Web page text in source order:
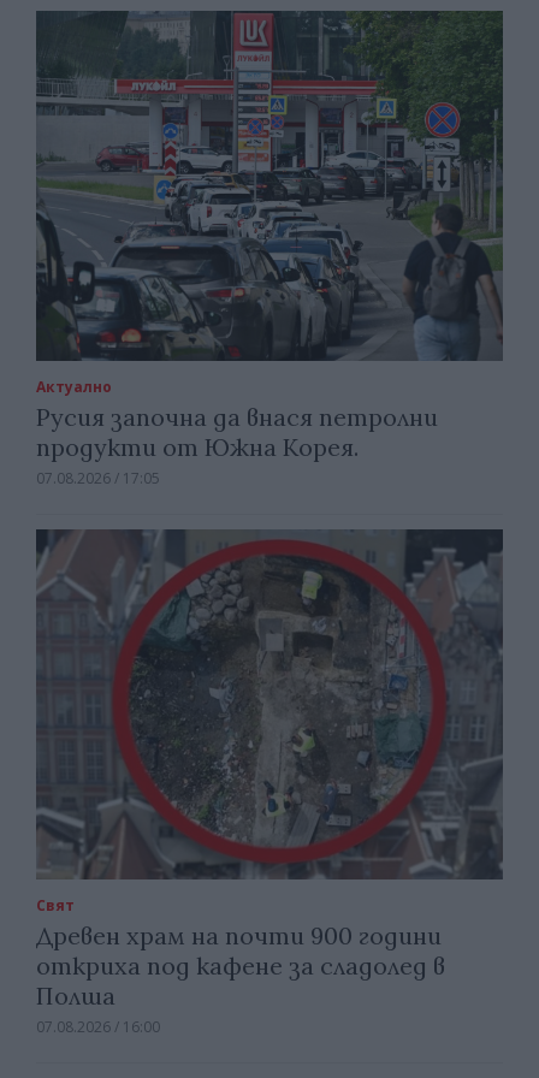
Актуално
Русия започна да внася петролни
продукти от Южна Корея.
07.08.2026 / 17:05
Свят
Древен храм на почти 900 години
откриха под кафене за сладолед в
Полша
07.08.2026 / 16:00